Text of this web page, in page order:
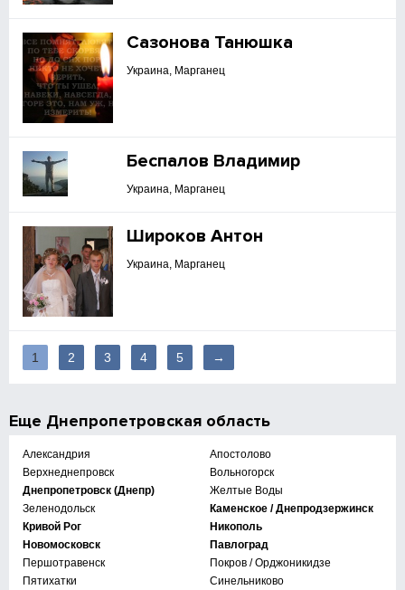
Сазонова Танюшка
Украина, Марганец
Беспалов Владимир
Украина, Марганец
Широков Антон
Украина, Марганец
1 2 3 4 5 →
Еще Днепропетровская область
Александрия
Апостолово
Верхнеднепровск
Вольногорск
Днепропетровск (Днепр)
Желтые Воды
Зеленодольск
Каменское / Днепродзержинск
Кривой Рог
Никополь
Новомосковск
Павлоград
Першотравенск
Покров / Орджоникидзе
Пятихатки
Синельниково